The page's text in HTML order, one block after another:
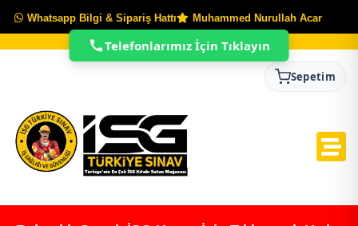
Whatsapp Bilgi & Sipariş Hattı Muhammed Nurullah Acar
Sepetim
Telefonlarımız İçin Tıklayın